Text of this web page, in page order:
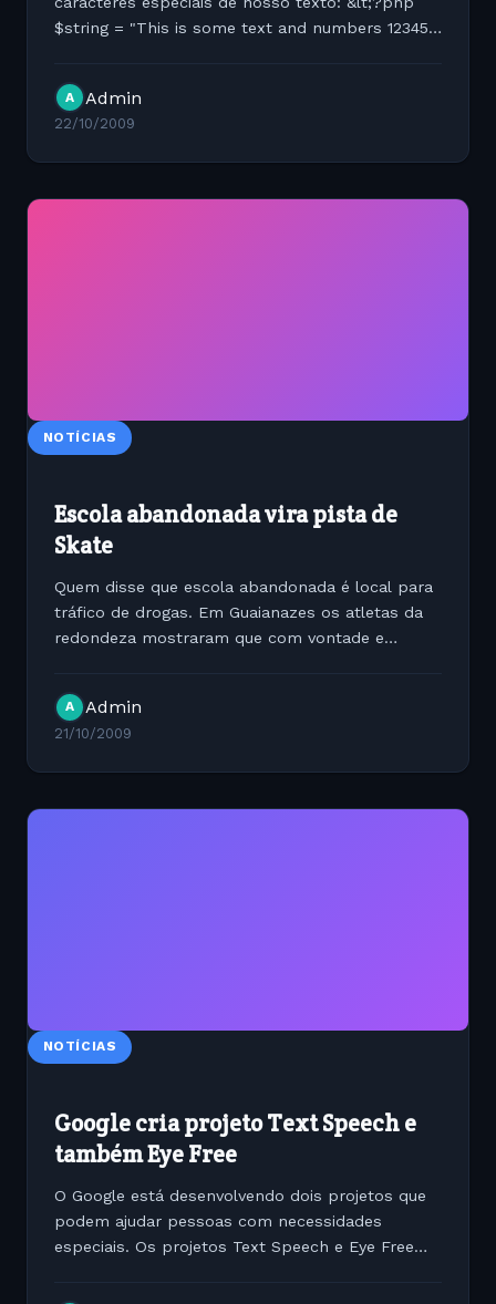
$string = "This is some text and numbers 12345 and
A Admin
22/10/2009
NOTÍCIAS
Escola abandonada vira pista de
Skate
Quem disse que escola abandonada é local para
tráfico de drogas. Em Guaianazes os atletas da
redondeza mostraram que com vontade e
A Admin
21/10/2009
NOTÍCIAS
Google cria projeto Text Speech e
também Eye Free
O Google está desenvolvendo dois projetos que
podem ajudar pessoas com necessidades
especiais. Os projetos Text Speech e Eye Free